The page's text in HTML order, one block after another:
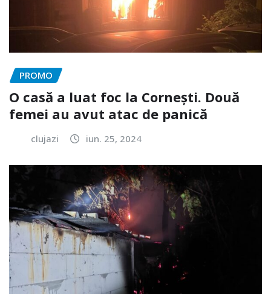
PROMO
O casă a luat foc la Cornești. Două
femei au avut atac de panică
clujazi iun. 25, 2024